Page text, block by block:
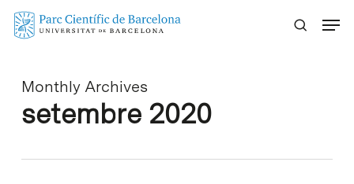
Skip
Monthly Archives
setembre 2020